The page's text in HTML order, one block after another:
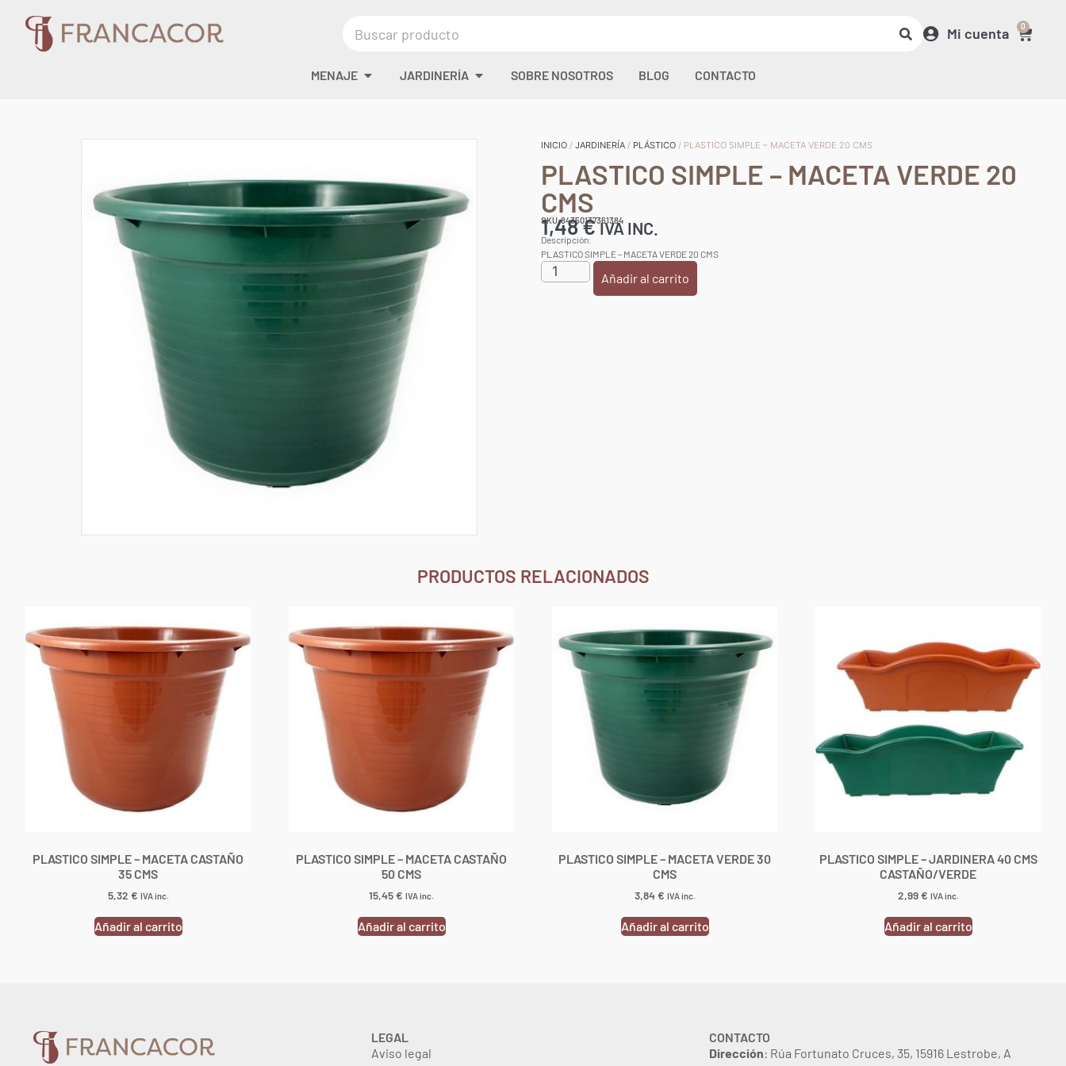
Mi cuenta 0
MENAJE JARDINERÍA SOBRE NOSOTROS BLOG CONTACTO
INICIO / JARDINERÍA / PLÁSTICO / PLASTICO SIMPLE – MACETA VERDE 20 CMS
PLASTICO SIMPLE – MACETA VERDE 20
CMS
SKU:84350137361384
1,48€IVA INC.
Descripción:
PLASTICO SIMPLE – MACETA VERDE 20 CMS
Añadir al carrito
PRODUCTOS RELACIONADOS
PLASTICO SIMPLE – MACETA CASTAÑO
35 CMS
5,32 € IVA inc.
Añadir al carrito
PLASTICO SIMPLE – MACETA CASTAÑO
50 CMS
15,45€ IVA inc.
Añadir al carrito
PLASTICO SIMPLE – MACETA VERDE 30
CMS
3,84€ IVA inc.
Añadir al carrito
PLASTICO SIMPLE – JARDINERA 40 CMS
CASTAÑO/VERDE
2,99€ IVA inc.
Añadir al carrito
LEGAL
Aviso legal
CONTACTO
Dirección: Rúa Fortunato Cruces, 35, 15916 Lestrobe, A